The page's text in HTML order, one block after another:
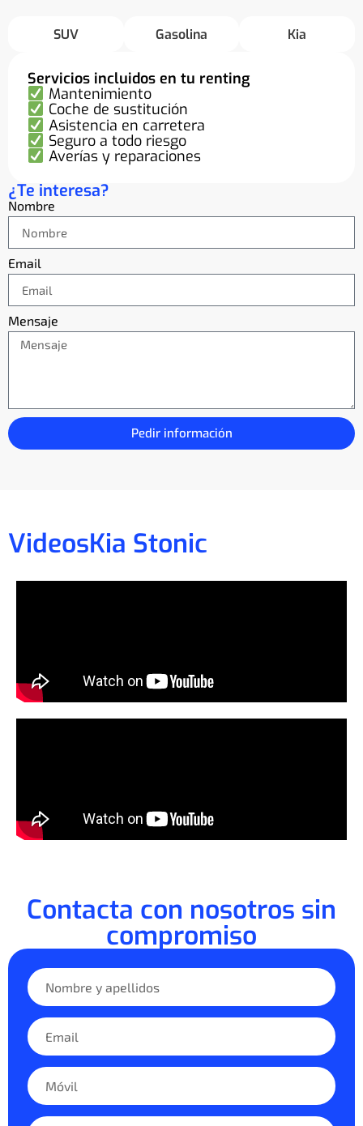
SUV Gasolina Kia
Servicios incluidos en tu renting
Mantenimiento
Coche de sustitución
Asistencia en carretera
Seguro a todo riesgo
Averías y reparaciones
¿Te interesa?
Nombre
Email
Mensaje
Pedir información
VideosKia Stonic
Contacta con nosotros sin
compromiso